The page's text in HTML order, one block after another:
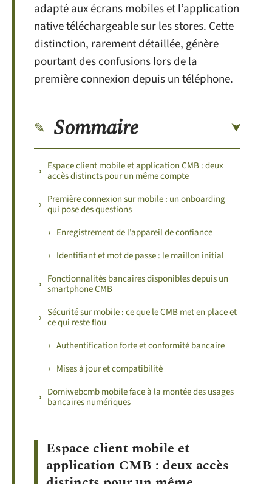
adapté aux écrans mobiles et l’application
native téléchargeable sur les stores. Cette
distinction, rarement détaillée, génère
pourtant des confusions lors de la
première connexion depuis un téléphone.
Sommaire
Espace client mobile et application CMB : deux
accès distincts pour un même compte
Première connexion sur mobile : un onboarding
qui pose des questions
Enregistrement de l’appareil de confiance
Identifiant et mot de passe : le maillon initial
Fonctionnalités bancaires disponibles depuis un
smartphone CMB
Sécurité sur mobile : ce que le CMB met en place et
ce qui reste flou
Authentification forte et conformité bancaire
Mises à jour et compatibilité
Domiwebcmb mobile face à la montée des usages
bancaires numériques
Espace client mobile et
application CMB : deux accès